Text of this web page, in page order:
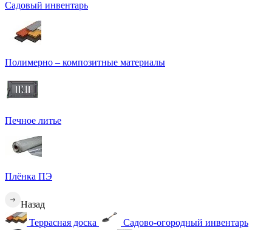
Садовый инвентарь
Полимерно – композитные материалы
Печное литье
Плёнка ПЭ
Назад
Террасная доска
Садово-огородный инвентарь